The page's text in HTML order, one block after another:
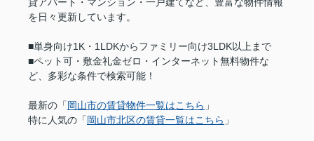
を日々更新しています。
■単身向け1K・1LDKからファミリー向け3LDK以上まで
■ペット可・敷金礼金ゼロ・インターネット無料物件な
ど、多彩な条件で検索可能！
最新の「 岡山市の賃貸物件一覧はこちら 」
特に人気の「 岡山市北区の賃貸一覧はこちら 」